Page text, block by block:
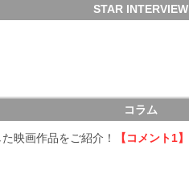
STAR INTERVIEW
コラム
映画作品をご紹介！ 【コメント1】